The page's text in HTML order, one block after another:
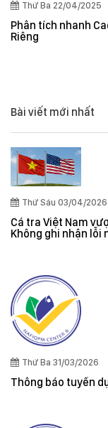
Thứ Ba 22/04/2025
Phân tích nhanh
Riêng
Bài viết mới nhất
Thứ Sáu 03/04/2026
Cá tra Việt Nam
Không ghi nhận lỗi
Thứ Ba 31/03/2026
Thông báo tuyển